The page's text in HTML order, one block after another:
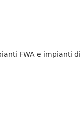
FWA e impianti di